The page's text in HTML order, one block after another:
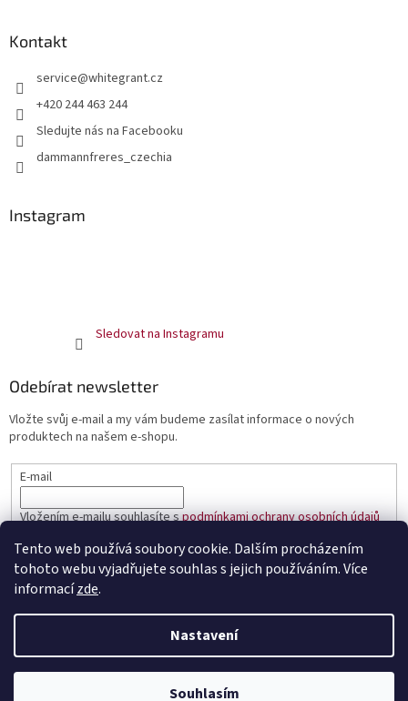
Tento web používá soubory cookie. Dalším procházením
tohoto webu vyjadřujete souhlas s jejich používáním. Více
informacízde.
Nastavení
Souhlasím
Kontakt
service@whitegrant.cz
+420 244 463 244
Sledujte nás na Facebooku
dammannfreres_czechia
Instagram
Sledovat na Instagramu
Odebírat newsletter
Vložte svůj e-mail a my vám budeme zasílat informace o nových
produktech na našem e-shopu.
E-mail
Vložením e-mailu souhlasíte spodmínkami ochrany osobních údajů
PŘIHLÁSIT SE
Vytvořil Shoptet
Čaje Dammann Fréres. Všechna práva vyhrazena.